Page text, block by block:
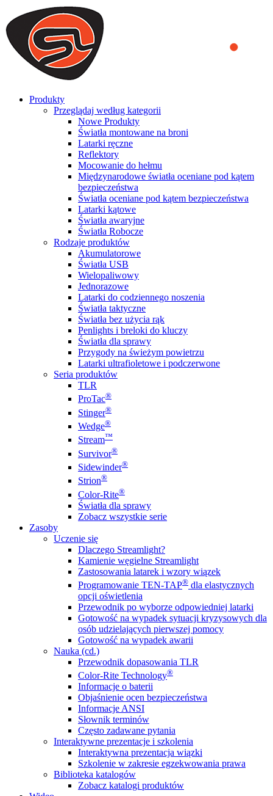
We use cookies to ensure that we provide you the best experience
on our website. By continuing to browse this website, you accept
that cookies are used to help us analyze how the website is used and
to offer you a better experience. To learn more or to find out how
you can disable cookies, you can access our
Produkty
Przeglądaj według kategorii
Nowe Produkty
Światła montowane na broni
Latarki ręczne
Reflektory
Mocowanie do hełmu
Międzynarodowe światła oceniane pod kątem
bezpieczeństwa
Światła oceniane pod kątem bezpieczeństwa
Latarki kątowe
Światła awaryjne
Światła Robocze
Rodzaje produktów
Akumulatorowe
Światła USB
Wielopaliwowy
Jednorazowe
Latarki do codziennego noszenia
Światła taktyczne
Światła bez użycia rąk
Penlights i breloki do kluczy
Światła dla sprawy
Przygody na świeżym powietrzu
Latarki ultrafioletowe i podczerwone
Seria produktów
TLR
ProTac®
Stinger®
Wedge®
Stream™
Survivor®
Sidewinder®
Strion®
Color-Rite®
Światła dla sprawy
Zobacz wszystkie serie
Zasoby
Uczenie się
Dlaczego Streamlight?
Kamienie węgielne Streamlight
Zastosowania latarek i wzory wiązek
Programowanie TEN-TAP® dla elastycznych
opcji oświetlenia
Przewodnik po wyborze odpowiedniej latarki
Gotowość na wypadek sytuacji kryzysowych dla
osób udzielających pierwszej pomocy
Gotowość na wypadek awarii
Nauka (cd.)
Przewodnik dopasowania TLR
Color-Rite Technology®
Informacje o baterii
Objaśnienie ocen bezpieczeństwa
Informacje ANSI
Słownik terminów
Często zadawane pytania
Interaktywne prezentacje i szkolenia
Interaktywna prezentacja wiązki
Szkolenie w zakresie egzekwowania prawa
Biblioteka katalogów
Zobacz katalogi produktów